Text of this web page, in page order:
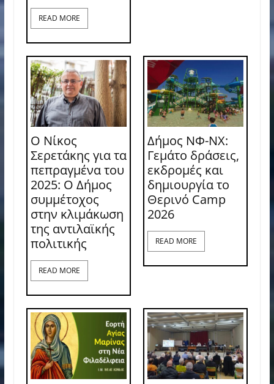
READ MORE
Ο Νίκος
Σερετάκης για τα
πεπραγμένα του
2025: Ο Δήμος
συμμέτοχος
στην κλιμάκωση
της αντιλαϊκής
πολιτικής
READ MORE
Δήμος ΝΦ-ΝΧ:
Γεμάτο δράσεις,
εκδρομές και
δημιουργία το
Θερινό Camp
2026
READ MORE